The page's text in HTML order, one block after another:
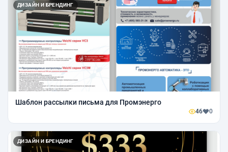
ДИЗАЙН И БРЕНДИНГ
Шаблон рассылки письма для Промэнерго
46 0
ДИЗАЙН И БРЕНДИНГ